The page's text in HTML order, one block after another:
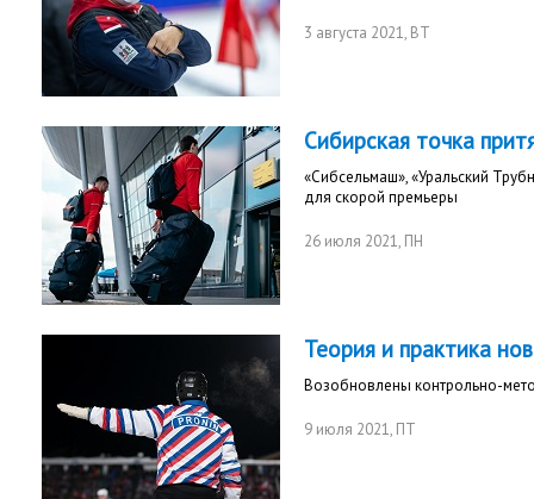
3 августа 2021, ВТ
Сибирская точка
«Сибсельмаш», «Уральский
для скорой премьеры
26 июля 2021, ПН
Теория и практика
Возобновлены контрольно-
9 июля 2021, ПТ